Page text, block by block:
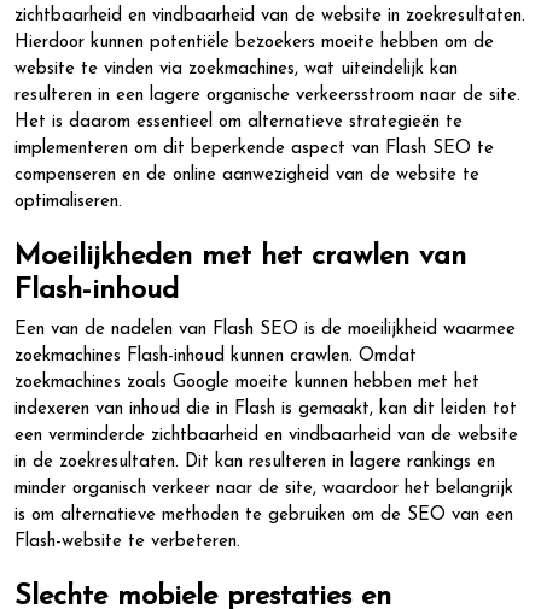
zichtbaarheid en vindbaarheid van de website in zoekresultaten.
Hierdoor kunnen potentiële bezoekers moeite hebben om de
website te vinden via zoekmachines, wat uiteindelijk kan
resulteren in een lagere organische verkeersstroom naar de site.
Het is daarom essentieel om alternatieve strategieën te
implementeren om dit beperkende aspect van Flash SEO te
compenseren en de online aanwezigheid van de website te
optimaliseren.
Moeilijkheden met het crawlen van
Flash-inhoud
Een van de nadelen van Flash SEO is de moeilijkheid waarmee
zoekmachines Flash-inhoud kunnen crawlen. Omdat
zoekmachines zoals Google moeite kunnen hebben met het
indexeren van inhoud die in Flash is gemaakt, kan dit leiden tot
een verminderde zichtbaarheid en vindbaarheid van de website
in de zoekresultaten. Dit kan resulteren in lagere rankings en
minder organisch verkeer naar de site, waardoor het belangrijk
is om alternatieve methoden te gebruiken om de SEO van een
Flash-website te verbeteren.
Slechte mobiele prestaties en